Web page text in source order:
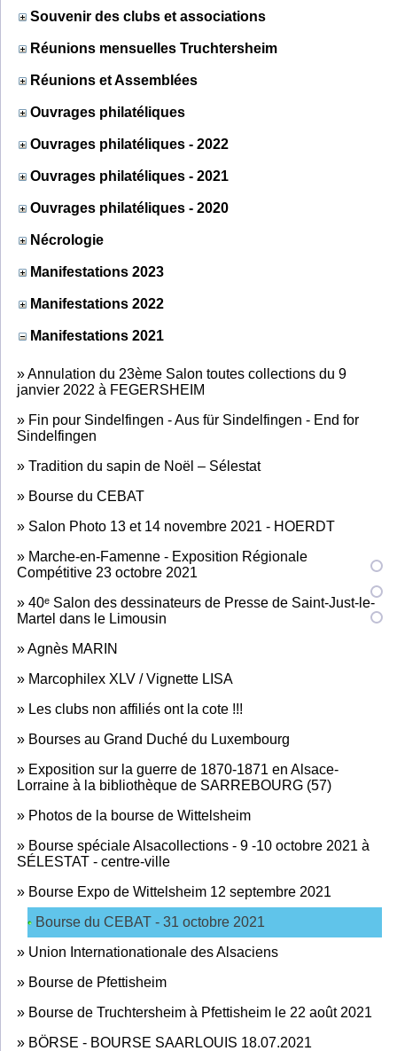
Souvenir des clubs et associations
Réunions mensuelles Truchtersheim
Réunions et Assemblées
Ouvrages philatéliques
Ouvrages philatéliques - 2022
Ouvrages philatéliques - 2021
Ouvrages philatéliques - 2020
Nécrologie
Manifestations 2023
Manifestations 2022
Manifestations 2021
»Annulation du 23ème Salon toutes collections du 9
janvier 2022 à FEGERSHEIM
» Fin pour Sindelfingen - Aus für Sindelfingen - End for
Sindelfingen
» Tradition du sapin de Noël – Sélestat
» Bourse du CEBAT
» Salon Photo 13 et 14 novembre 2021 - HOERDT
» Marche-en-Famenne - Exposition Régionale
Compétitive 23 octobre 2021
» 40ᵉ Salon des dessinateurs de Presse de Saint-Just-le-
Martel dans le Limousin
»Agnès MARIN
» Marcophilex XLV / Vignette LISA
» Les clubs non affiliés ont la cote !!!
» Bourses au Grand Duché du Luxembourg
» Exposition sur la guerre de 1870-1871 en Alsace-
Lorraine à la bibliothèque de SARREBOURG (57)
» Photos de la bourse de Wittelsheim
» Bourse spéciale Alsacollections - 9 -10 octobre 2021 à
SÉLESTAT - centre-ville
» Bourse Expo de Wittelsheim 12 septembre 2021
Bourse du CEBAT - 31 octobre 2021
» Union Internationationale des Alsaciens
» Bourse de Pfettisheim
» Bourse de Truchtersheim à Pfettisheim le 22 août 2021
» BÖRSE - BOURSE SAARLOUIS 18.07.2021